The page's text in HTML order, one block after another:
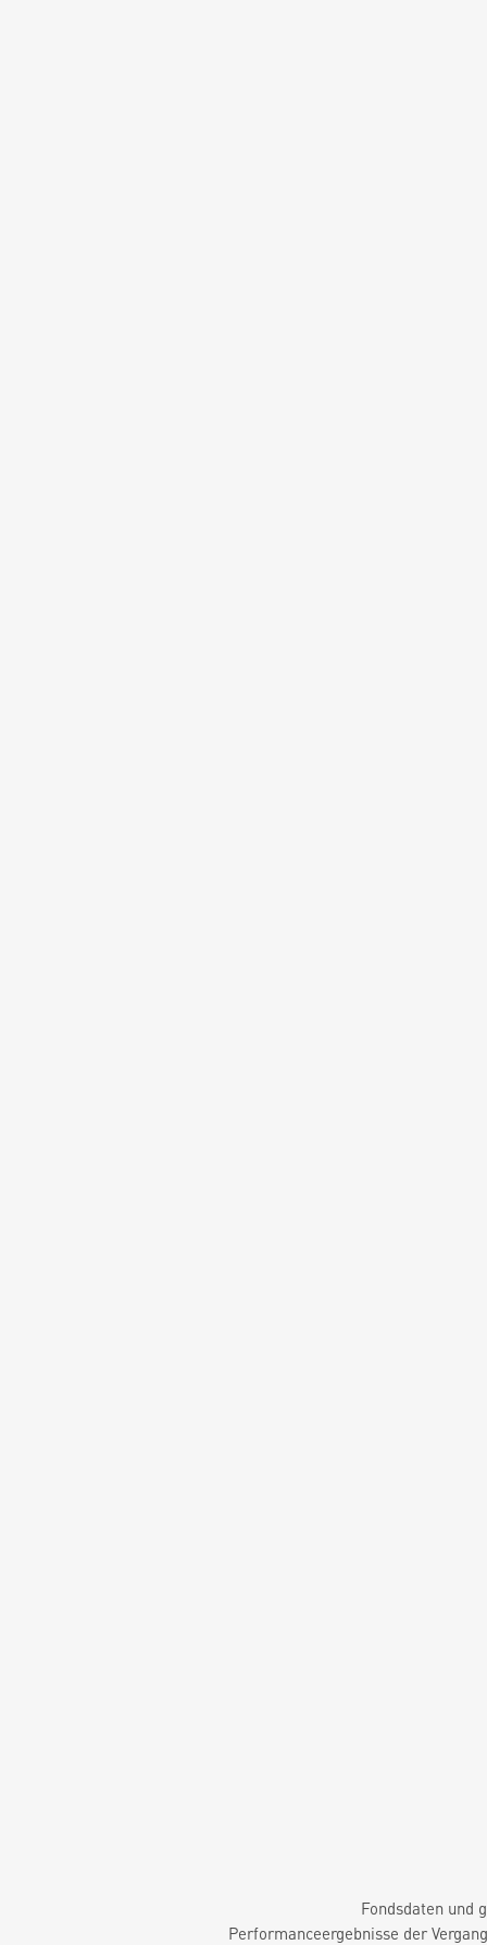
Fondsdaten und
Performanceergebnisse der